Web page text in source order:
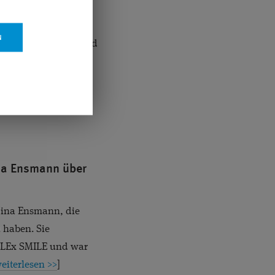
Focus-Top-
Jahren bei sich und
Ensmann über
Ensmann, die
Sie
SMILE und war
>>